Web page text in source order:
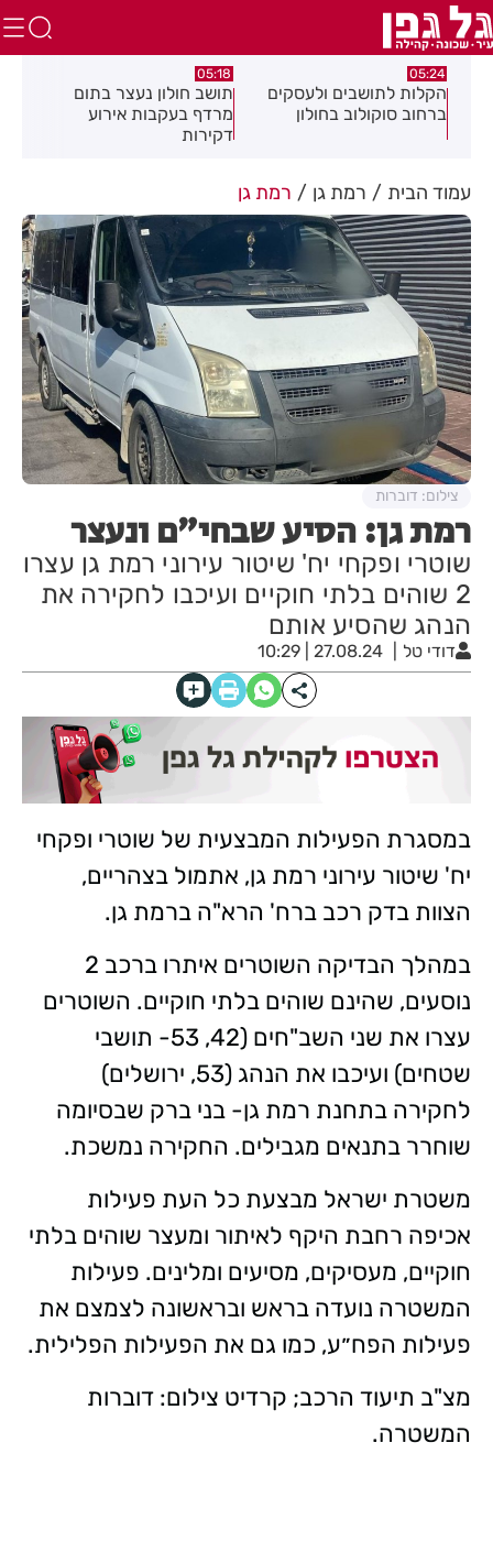
05:24
הקלות לתושבים ולעסקים
ברחוב סוקולוב בחולון
05:18
תושב חולון נעצר בתום
מרדף בעקבות אירוע
דקירות
עמוד הבית רמת גן רמת גן
רמת גן: הסיע שבחי״ם ונעצר
שוטרי ופקחי יח' שיטור עירוני רמת גן עצרו
2 שוהים בלתי חוקיים ועיכבו לחקירה את
הנהג שהסיע אותם
דודי טל 27.08.24 | 10:29
צילום: דוברות
במסגרת הפעילות המבצעית של שוטרי ופקחי
יח' שיטור עירוני רמת גן, אתמול בצהריים,
הצוות בדק רכב ברח' הרא"ה ברמת גן.
במהלך הבדיקה השוטרים איתרו ברכב 2
נוסעים, שהינם שוהים בלתי חוקיים. השוטרים
עצרו את שני השב"חים (42, 53- תושבי
שטחים) ועיכבו את הנהג (53, ירושלים)
לחקירה בתחנת רמת גן- בני ברק שבסיומה
שוחרר בתנאים מגבילים. החקירה נמשכת.
משטרת ישראל מבצעת כל העת פעילות
אכיפה רחבת היקף לאיתור ומעצר שוהים בלתי
חוקיים, מעסיקים, מסיעים ומלינים. פעילות
המשטרה נועדה בראש ובראשונה לצמצם את
פעילות הפח״ע, כמו גם את הפעילות הפלילית.
מצ"ב תיעוד הרכב; קרדיט צילום: דוברות
המשטרה.